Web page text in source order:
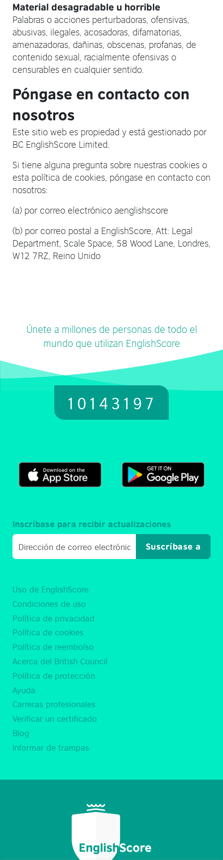
Material desagradable u horrible
Palabras o acciones perturbadoras, ofensivas,
abusivas, ilegales, acosadoras, difamatorias,
amenazadoras, dañinas, obscenas, profanas, de
contenido sexual, racialmente ofensivas o
censurables en cualquier sentido.
Póngase en contacto con
nosotros
Este sitio web es propiedad y está gestionado por
BC EnglishScore Limited.
Si tiene alguna pregunta sobre nuestras cookies o
esta política de cookies, póngase en contacto con
nosotros:
(a) por correo electrónico aenglishscore
(b) por correo postal a EnglishScore, Att: Legal
Department, Scale Space, 58 Wood Lane, Londres,
W12 7RZ, Reino Unido
Únete a millones de personas de todo el
mundo que utilizan EnglishScore
10143197
Uso de EnglishScore
Condiciones de uso
Política de privacidad
Política de cookies
Política de reembolso
Acerca del British Council
Política de protección
Ayuda
Carreras profesionales
Verificar un certificado
Blog
Informar de trampas
Inscríbase para recibir actualizaciones
Suscríbase a